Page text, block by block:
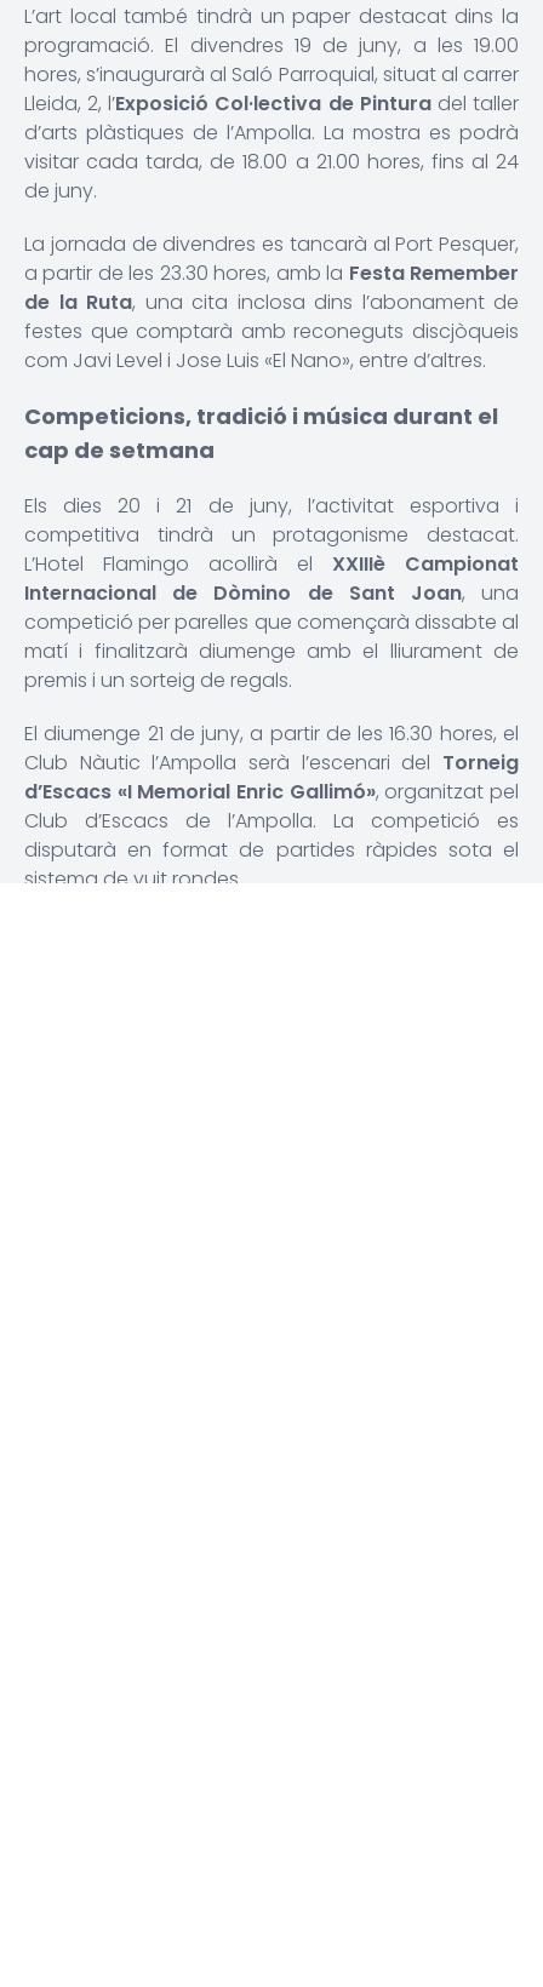
L’art local també tindrà un paper destacat dins la
programació. El divendres 19 de juny, a les 19.00
hores, s’inaugurarà al Saló Parroquial, situat al carrer
Lleida, 2, l’Exposició Col·lectiva de Pinturadel taller
d’arts plàstiques de l’Ampolla. La mostra es podrà
visitar cada tarda, de 18.00 a 21.00 hores, fins al 24
de juny.
La jornada de divendres es tancarà al Port Pesquer,
a partir de les 23.30 hores, amb la Festa Remember
de la Ruta, una cita inclosa dins l’abonament de
festes que comptarà amb reconeguts discjòqueis
com Javi Level i Jose Luis «El Nano», entre d’altres.
Competicions, tradició i música durant el
cap de setmana
Els dies 20 i 21 de juny, l’activitat esportiva i
competitiva tindrà un protagonisme destacat.
L’Hotel Flamingo acollirà el XXIIIè Campionat
Internacional de Dòmino de Sant Joan, una
competició per parelles que començarà dissabte al
matí i finalitzarà diumenge amb el lliurament de
premis i un sorteig de regals.
El diumenge 21 de juny, a partir de les 16.30 hores, el
Club Nàutic l’Ampolla serà l’escenari del Torneig
d’Escacs «I Memorial Enric Gallimó», organitzat pel
Club d’Escacs de l’Ampolla. La competició es
disputarà en format de partides ràpides sota el
sistema de vuit rondes.